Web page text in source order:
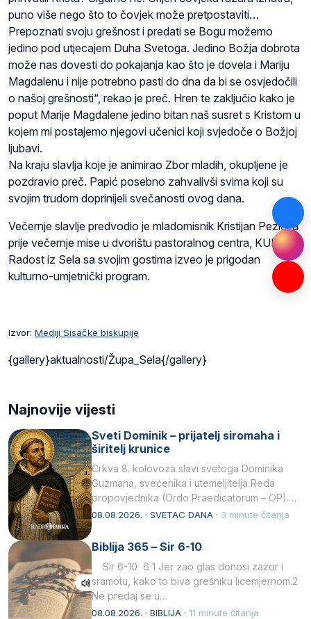
puno više nego što to čovjek može pretpostaviti…
Prepoznati svoju grešnost i predati se Bogu možemo
jedino pod utjecajem Duha Svetoga. Jedino Božja dobrota
može nas dovesti do pokajanja kao što je dovela i Mariju
Magdalenu i nije potrebno pasti do dna da bi se osvjedočili
o našoj grešnosti“, rekao je preč. Hren te zaključio kako je
poput Marije Magdalene jedino bitan naš susret s Kristom u
kojem mi postajemo njegovi učenici koji svjedoče o Božjoj
ljubavi.
Na kraju slavlja koje je animirao Zbor mladih, okupljene je
pozdravio preč. Papić posebno zahvalivši svima koji su
svojim trudom doprinijeli svečanosti ovog dana.
Večernje slavlje predvodio je mladomisnik Kristijan Pezić, a
prije večernje mise u dvorištu pastoralnog centra, KUD
Radost iz Sela sa svojim gostima izveo je prigodan
kulturno-umjetnički program.
Izvor: Mediji Sisačke biskupije
{gallery}aktualnosti/Župa_Sela{/gallery}
Najnovije vijesti
Sveti Dominik – prijatelj siromaha i
širitelj krunice
Crkva 8. kolovoza slavi svetoga Dominika
Guzmana, svećenika i utemeljitelja Reda
propovjednika (Ordo Praedicatorum – OP).
Svojim životom, dubokom ljubavlju prema
08.08.2026. · SVETAC DANA · 3 minute čitanja
Biblija 365 – Sir 6-10
Sir 6-10 6 1 Jer zao glas donosi zazor i
sramotu, kako to biva grešniku licemjernom.2
Ne predaj se u…
08.08.2026. · BIBLIJA · 11 minute čitanja